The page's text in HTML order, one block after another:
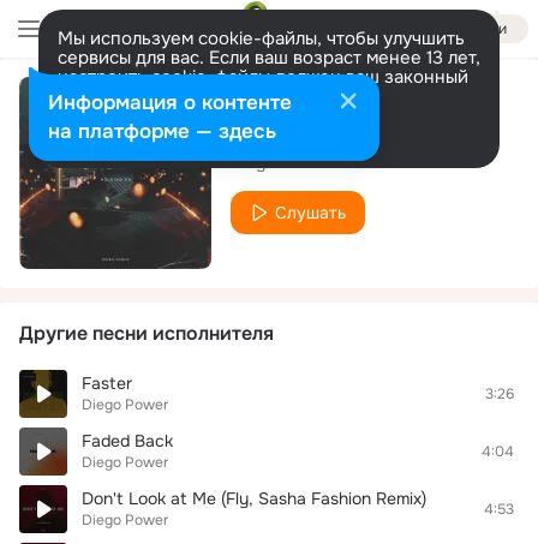
Войти
Мы используем cookie-файлы, чтобы улучшить
сервисы для вас. Если ваш возраст менее 13 лет,
настроить cookie-файлы должен ваш законный
представитель. Больше информации
Разрешить все Настроить
Holding On
Diego Power
Слушать
Другие песни исполнителя
Faster
Diego Power
3:26
Faded Back
Diego Power
4:04
Don't Look at Me (Fly, Sasha Fashion Remix)
Diego Power
4:53
Информация о контенте
на платформе — здесь